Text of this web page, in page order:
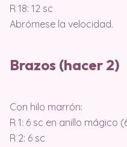
R 18: 12 sc
Abrómese la velocidad.
Brazos (hacer 2)
Con hilo marrón:
R 1: 6 sc en anillo mágico
R 2: 6 sc